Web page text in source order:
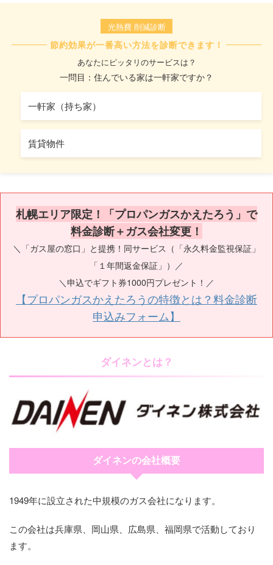
光熱費 削減診断
節約効果が一番高い方法を診断できます！
あなたにピッタリのサービスは？
一問目：住んでいる家は一軒家ですか？
一軒家（持ち家）
賃貸物件
札幌エリア限定！「プロパンガスかえたろう」で
料金診断＋ガス会社変更！
＼「ガス屋の窓口」と提携！同サービス（「永久料金監視保証」
「１年間返金保証」）／
＼申込でギフト券1000円プレゼント！／
【プロパンガスかえたろうの特徴とは？料金診断
申込みフォーム】
ダイネンとは？
ダイネンの会社概要
1949年に設立された中規模のガス会社になります。
この会社は兵庫県、岡山県、広島県、福岡県で活動しており
ます。